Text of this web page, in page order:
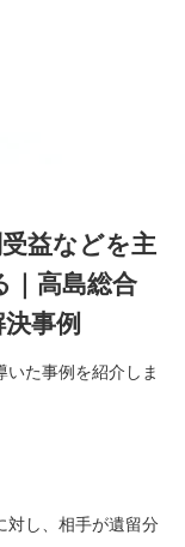
益などを主
｜高島総合
事例
た事例を紹介しま
対し、相手が遺留分